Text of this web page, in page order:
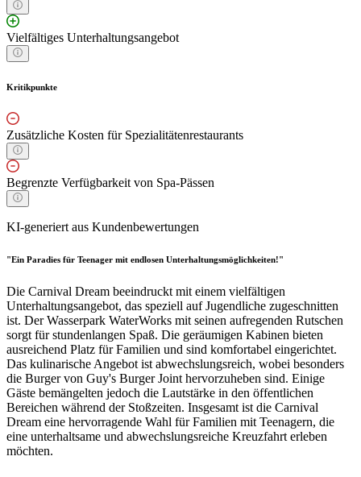
Vielfältiges Unterhaltungsangebot
Kritikpunkte
Zusätzliche Kosten für Spezialitätenrestaurants
Begrenzte Verfügbarkeit von Spa-Pässen
KI-generiert aus Kundenbewertungen
"Ein Paradies für Teenager mit endlosen Unterhaltungsmöglichkeiten!"
Die Carnival Dream beeindruckt mit einem vielfältigen
Unterhaltungsangebot, das speziell auf Jugendliche zugeschnitten
ist. Der Wasserpark WaterWorks mit seinen aufregenden Rutschen
sorgt für stundenlangen Spaß. Die geräumigen Kabinen bieten
ausreichend Platz für Familien und sind komfortabel eingerichtet.
Das kulinarische Angebot ist abwechslungsreich, wobei besonders
die Burger von Guy's Burger Joint hervorzuheben sind. Einige
Gäste bemängelten jedoch die Lautstärke in den öffentlichen
Bereichen während der Stoßzeiten. Insgesamt ist die Carnival
Dream eine hervorragende Wahl für Familien mit Teenagern, die
eine unterhaltsame und abwechslungsreiche Kreuzfahrt erleben
möchten.